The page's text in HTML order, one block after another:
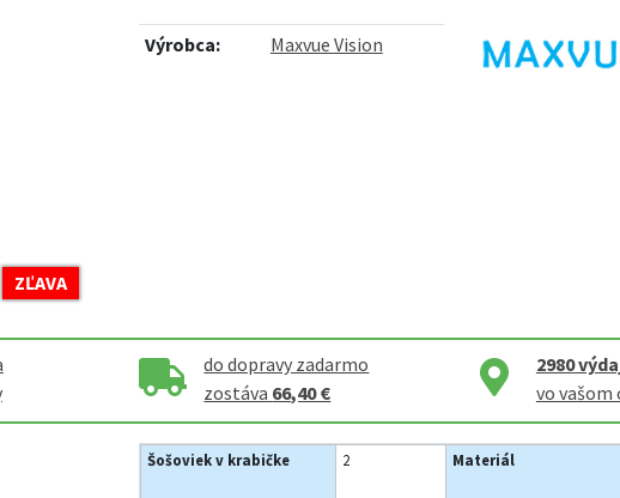
ZĽAVA
Výrobca: Maxvue Vision
do dopravy zadarmo
zostáva 66,40 €
2980
vo vašom
Šošoviek v krabičke 2 Materiál